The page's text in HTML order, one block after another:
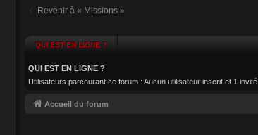
Revenir à « Missions »
QUI EST EN LIGNE ?
QUI EST EN LIGNE ?
Utilisateurs parcourant ce forum : Aucun utilisateur inscrit et 1 invité
Accueil du forum